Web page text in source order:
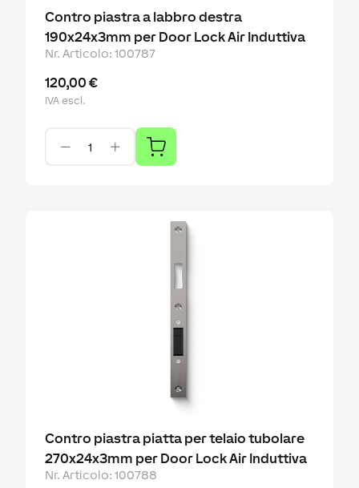
Contro piastra a labbro destra
190x24x3mm per Door Lock Air Induttiva
Nr. Articolo: 100787
120,00 €
IVA escl.
Contro piastra piatta per telaio tubolare
270x24x3mm per Door Lock Air Induttiva
Nr. Articolo: 100788